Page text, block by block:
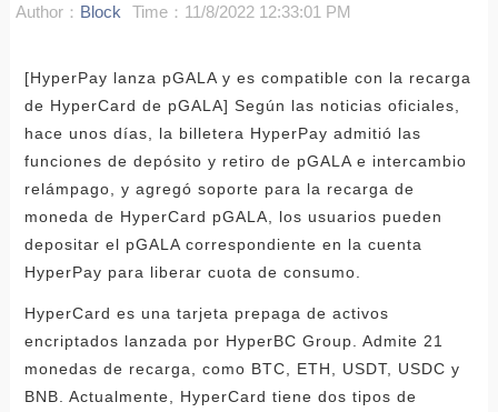
Author： Block Time：11/8/2022 12:33:01 PM
[HyperPay lanza pGALA y es compatible con la recarga
de HyperCard de pGALA] Según las noticias oficiales,
hace unos días, la billetera HyperPay admitió las
funciones de depósito y retiro de pGALA e intercambio
relámpago, y agregó soporte para la recarga de
moneda de HyperCard pGALA, los usuarios pueden
depositar el pGALA correspondiente en la cuenta
HyperPay para liberar cuota de consumo.
HyperCard es una tarjeta prepaga de activos
encriptados lanzada por HyperBC Group. Admite 21
monedas de recarga, como BTC, ETH, USDT, USDC y
BNB. Actualmente, HyperCard tiene dos tipos de